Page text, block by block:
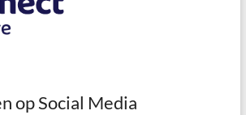
op Social Media